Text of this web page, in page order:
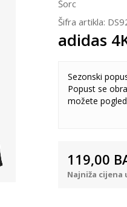
Šorc
Šifra artikla:
adidas
Sezonski
Popust se
možete
119,00
Najniža cijena